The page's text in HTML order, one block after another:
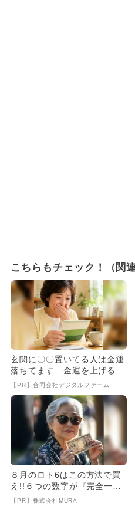
こちらもチェック！（関
玄関に〇〇置いてる人は金運
落ちてます…金運を上げる方
法とは
【PR】合同会社デジタルファーム
８月のロト6はこの方法で買
え!!６つの数字が『完全一
致』する方法
【PR】株式会社MURA